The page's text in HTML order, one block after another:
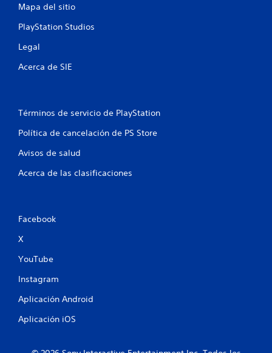
Mapa del sitio
PlayStation Studios
Legal
Acerca de SIE
Términos de servicio de PlayStation
Política de cancelación de PS Store
Avisos de salud
Acerca de las clasificaciones
Facebook
X
YouTube
Instagram
Aplicación Android
Aplicación iOS